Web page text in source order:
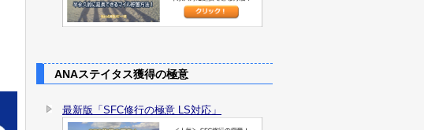
ANAステイタス獲得の極意
最新版「SFC修行の極意 LS対応」